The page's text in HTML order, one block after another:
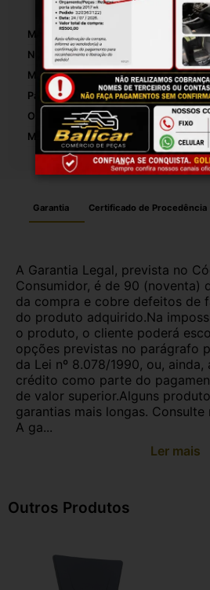
Marca:
Número De Peça:
Material Da Dobradiça De Porta Para
Pasador E Buchas Incluídos:
Origem:
Modelo:
Garantia Certificado de Procedência
A Garantia Legal, prevista no
Consumidor, é de 90 (noventa)
da compra e cobre defeitos de
do produto adquirido.Na
o produto, o cliente poderá
opções previstas no parágrafo
da Lei nº 8.078/1990, ou,
crédito como parte do
de valor superior.Alguns
garantias mais longas. Consulte
A ga...
Ler mais
Outros Produtos